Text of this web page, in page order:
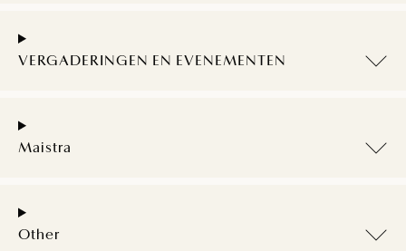
VERGADERINGEN EN EVENEMENTEN
Maistra
Other